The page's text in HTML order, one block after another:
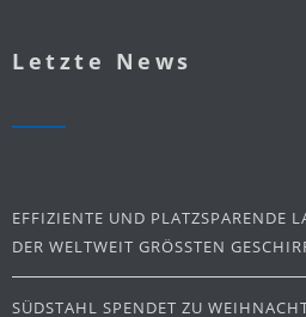
Letzte News
EFFIZIENTE UND PLATZSPARENDE
DER WELTWEIT GRÖSSTEN
SÜDSTAHL SPENDET ZU